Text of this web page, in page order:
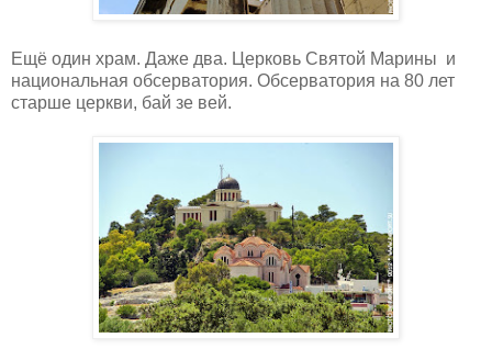
Ещё один храм. Даже два. Церковь Святой Марины и
национальная обсерватория. Обсерватория на 80 лет
старше церкви, бай зе вей.